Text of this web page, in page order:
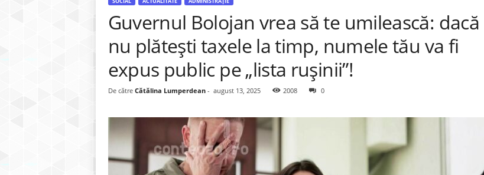
Guvernul Bolojan vrea să te umilească: dacă
nu plătești taxele la timp, numele tău va fi
expus public pe „lista rușinii”!
De către Cătălina Lumperdean- august 13, 2025 2008 0